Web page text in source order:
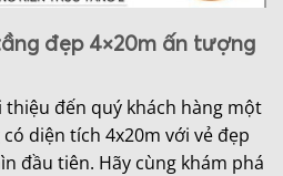
đẹp 4×20m ấn tượng
đến quý khách hàng một
diện tích 4x20m với vẻ đẹp
đầu tiên. Hãy cùng khám phá